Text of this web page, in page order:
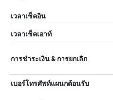
เวลาเช็คอิน
เวลาเช็คเอาท์
การชำระเงิน & การยกเลิก
เบอร์โทรศัพท์แผนกต้อนรับ